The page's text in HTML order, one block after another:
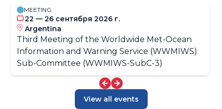
MEETING
22 — 26 сентября 2026 г.
Argentina
Third Meeting of the Worldwide Met-Ocean
Information and Warning Service (WWMIWS)
Sub-Committee (WWMIWS-SubC-3)
View all events